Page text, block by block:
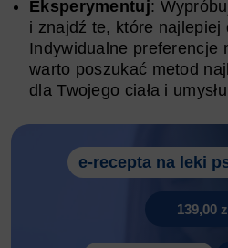
Eksperymentuj:
i znajdź te, które najlepiej
Indywidualne preferencje
warto poszukać metod
dla Twojego ciała i
e-recepta na leki
139,00